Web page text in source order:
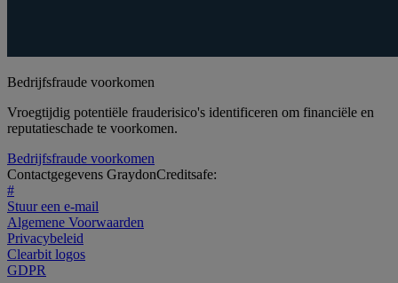
Bedrijfsfraude voorkomen
Vroegtijdig potentiële frauderisico's identificeren om financiële en
reputatieschade te voorkomen.
Bedrijfsfraude voorkomen
Contactgegevens GraydonCreditsafe:
#
Stuur een e-mail
Algemene Voorwaarden
Privacybeleid
Clearbit logos
GDPR